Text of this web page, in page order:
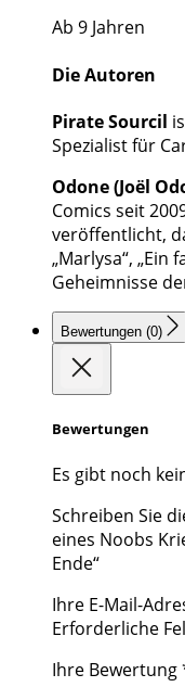
Ab 9 Jahren
Die Autoren
Pirate Sourcil
Spezialist für
Odone (Joël
Comics seit
veröffentlicht,
„Marlysa“, „Ein
Geheimnisse
Bewertungen (0)
Bewertungen
Es gibt noch
Schreiben Sie
eines Noobs
Ende“
Ihre E-Mail-
Erforderliche
Ihre Bewertung